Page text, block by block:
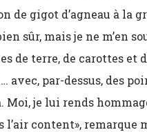
de gigot d’agneau à la
sûr, mais je ne m’en
de terre, de carottes et
avec, par-dessus, des
je lui rends
l’air content», remarque